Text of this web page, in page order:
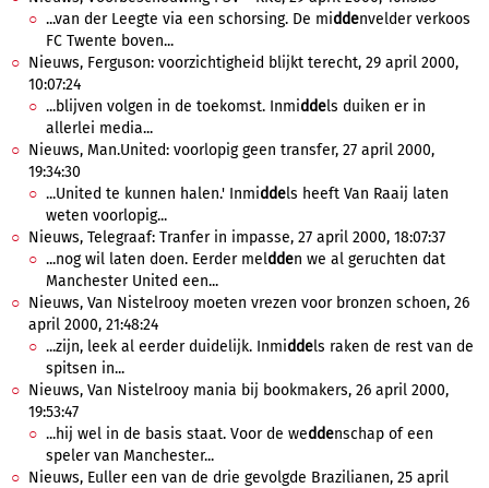
...van der Leegte via een schorsing. De middenvelder verkoos
FC Twente boven...
Nieuws, Ferguson: voorzichtigheid blijkt terecht, 29 april 2000,
10:07:24
...blijven volgen in de toekomst. Inmiddels duiken er in
allerlei media...
Nieuws, Man.United: voorlopig geen transfer, 27 april 2000,
19:34:30
...United te kunnen halen.' Inmiddels heeft Van Raaij laten
weten voorlopig...
Nieuws, Telegraaf: Tranfer in impasse, 27 april 2000, 18:07:37
...nog wil laten doen. Eerder meldden we al geruchten dat
Manchester United een...
Nieuws, Van Nistelrooy moeten vrezen voor bronzen schoen, 26
april 2000, 21:48:24
...zijn, leek al eerder duidelijk. Inmiddels raken de rest van de
spitsen in...
Nieuws, Van Nistelrooy mania bij bookmakers, 26 april 2000,
19:53:47
...hij wel in de basis staat. Voor de weddenschap of een
speler van Manchester...
Nieuws, Euller een van de drie gevolgde Brazilianen, 25 april